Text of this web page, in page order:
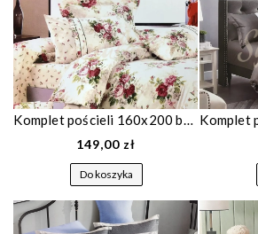
Komplet pościeli 160x200 bawełniana kremowa w róże 667
149,00 zł
Do koszyka